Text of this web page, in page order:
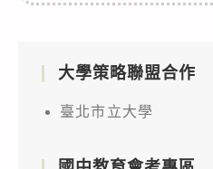
大學策略聯盟合作
臺北市立大學